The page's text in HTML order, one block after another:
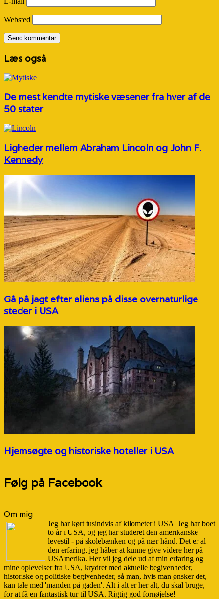
Websted
Læs også
De mest kendte mytiske væsener fra hver af de
50 stater
Ligheder mellem Abraham Lincoln og John F.
Kennedy
Gå på jagt efter aliens på disse overnaturlige
steder i USA
Hjemsøgte og historiske hoteller i USA
Følg på Facebook
Om mig
Jeg har kørt tusindvis af kilometer i USA. Jeg har boet
to år i USA, og jeg har studeret den amerikanske
levestil - på skolebænken og på nær hånd. Det er al
den erfaring, jeg håber at kunne give videre her på
USAmerika. Her vil jeg dele ud af min erfaring og
mine oplevelser fra USA, krydret med aktuelle begivenheder,
historiske og politiske begivenheder, så man, hvis man ønsker det,
kan tale med 'manden på gaden'. Alt i alt er her alt, du skal bruge,
for at få en fantastisk tur til USA. Rigtig god fornøjelse!